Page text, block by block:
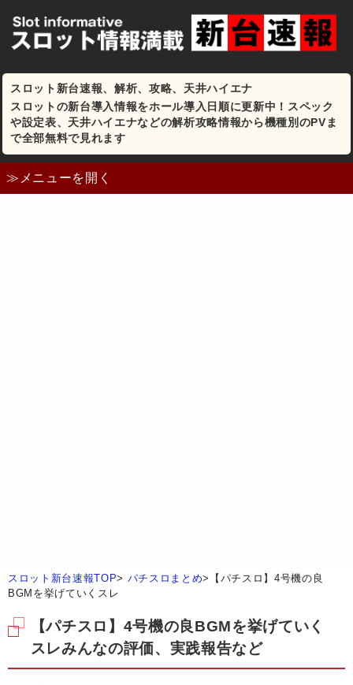
スロット新台速報、解析、攻略、天井ハイエナ
スロットの新台導入情報をホール導入日順に更新中！スペック
や設定表、天井ハイエナなどの解析攻略情報から機種別のPVま
で全部無料で見れます
≫メニューを開く
スロット新台速報TOP> パチスロまとめ>
【パチスロ】4号機の良
BGMを挙げていくスレ
【パチスロ】4号機の良BGMを挙げていく
スレみんなの評価、実践報告など